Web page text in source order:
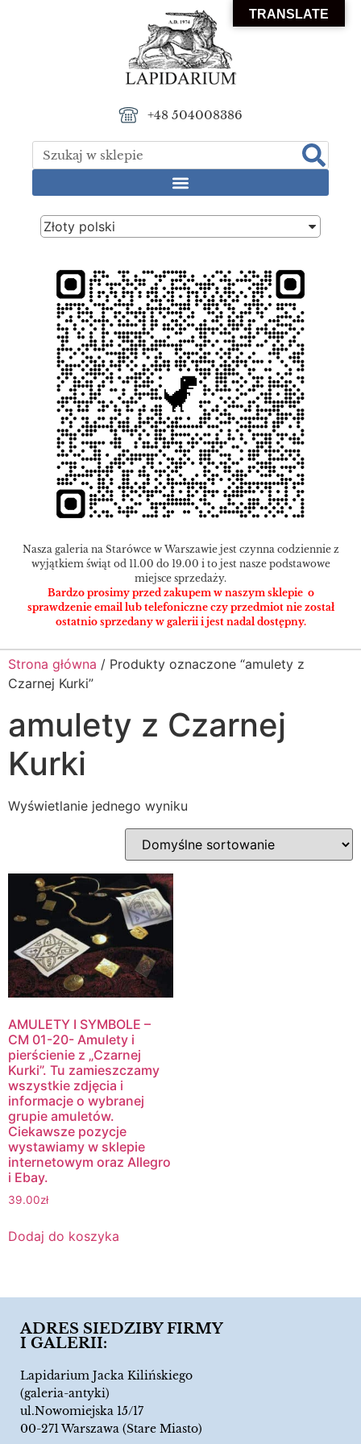
+48 504008386
Złoty polski
Nasza galeria na Starówce w Warszawie jest czynna codziennie z
wyjątkiem świąt od 11.00 do 19.00 i to jest nasze podstawowe
miejsce sprzedaży.
Bardzo prosimy przed zakupem w naszym sklepie o
sprawdzenie email lub telefoniczne czy przedmiot nie został
ostatnio sprzedany w galerii i jest nadal dostępny.
Strona główna / Produkty oznaczone “amulety z
Czarnej Kurki”
amulety z Czarnej
Kurki
Wyświetlanie jednego wyniku
AMULETY I SYMBOLE –
CM 01-20- Amulety i
pierścienie z „Czarnej
Kurki”. Tu zamieszczamy
wszystkie zdjęcia i
informacje o wybranej
grupie amuletów.
Ciekawsze pozycje
wystawiamy w sklepie
internetowym oraz Allegro
i Ebay.
39.00zł
Dodaj do koszyka
ADRES SIEDZIBY FIRMY
I GALERII:
Lapidarium Jacka Kilińskiego
(galeria-antyki)
ul.Nowomiejska 15/17
00-271 Warszawa (Stare Miasto)
TRANSLATE